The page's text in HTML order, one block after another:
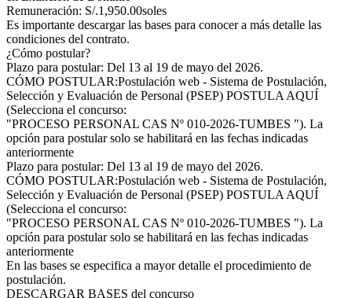
Remuneración: S/.1,950.00soles
Es importante descargar las bases para conocer a más detalle las
condiciones del contrato.
¿Cómo postular?
Plazo para postular: Del 13 al 19 de mayo del 2026.
CÓMO POSTULAR:Postulación web - Sistema de Postulación,
Selección y Evaluación de Personal (PSEP) POSTULA AQUÍ
(Selecciona el concurso:
"PROCESO PERSONAL CAS Nº 010-2026-TUMBES "). La
opción para postular solo se habilitará en las fechas indicadas
anteriormente
Plazo para postular: Del 13 al 19 de mayo del 2026.
CÓMO POSTULAR:Postulación web - Sistema de Postulación,
Selección y Evaluación de Personal (PSEP) POSTULA AQUÍ
(Selecciona el concurso:
"PROCESO PERSONAL CAS Nº 010-2026-TUMBES "). La
opción para postular solo se habilitará en las fechas indicadas
anteriormente
En las bases se especifica a mayor detalle el procedimiento de
postulación.
DESCARGAR BASES del concurso